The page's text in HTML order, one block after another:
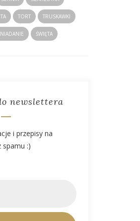
TORT TRUSKAWKI
ŚWIĘTA
newslettera
i przepisy na
spamu :)